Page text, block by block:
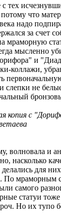
тех
что
надо
за счет
мраморную
мысленно
и
коллажи,
слепки не
копия с
волновала и
насколько
для
По мраморным
самого
статуи
Но их тупо